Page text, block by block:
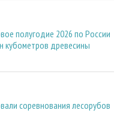
полугодие 2026 по России
кубометров древесины
соревнования лесорубов